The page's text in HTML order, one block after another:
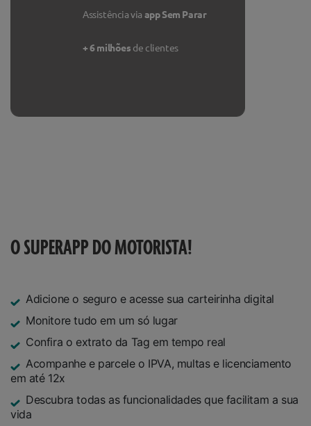
Assistência via app Sem Parar
+ 6 milhões de clientes
O SUPERAPP DO MOTORISTA!
Adicione o seguro e acesse sua carteirinha digital
Monitore tudo em um só lugar
Confira o extrato da Tag em tempo real
Acompanhe e parcele o IPVA, multas e licenciamento
em até 12x
Descubra todas as funcionalidades que facilitam a sua
vida